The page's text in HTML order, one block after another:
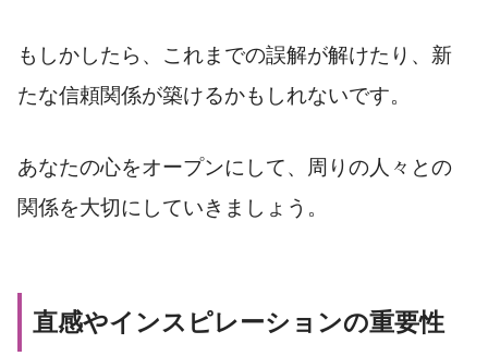
もしかしたら、これまでの誤解が解けたり、新
たな信頼関係が築けるかもしれないです。
あなたの心をオープンにして、周りの人々との
関係を大切にしていきましょう。
直感やインスピレーションの重要性